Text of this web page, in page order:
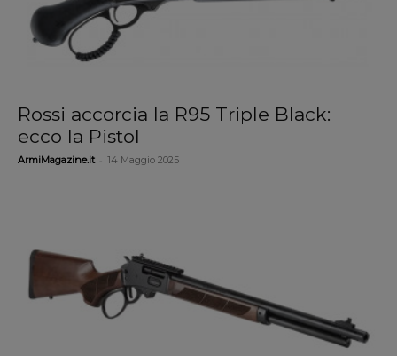
Rossi accorcia la R95 Triple Black:
ecco la Pistol
ArmiMagazine.it 14 Maggio 2025